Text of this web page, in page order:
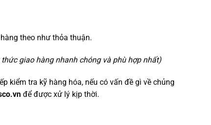
theo như thỏa thuận.
giao hàng nhanh chóng và phù hợp nhất)
kiểm tra kỹ hàng hóa, nếu có vấn đề gì về chủng
để được xử lý kịp thời.